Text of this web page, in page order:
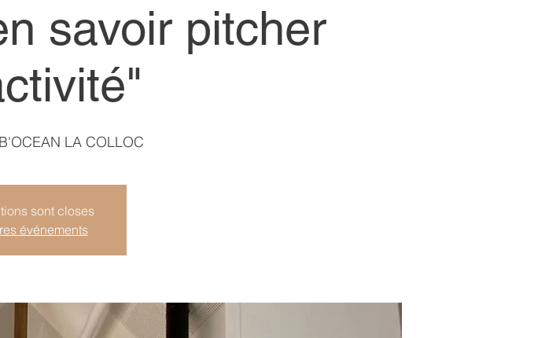
savoir pitcher
LA COLLOC
sont closes
événements